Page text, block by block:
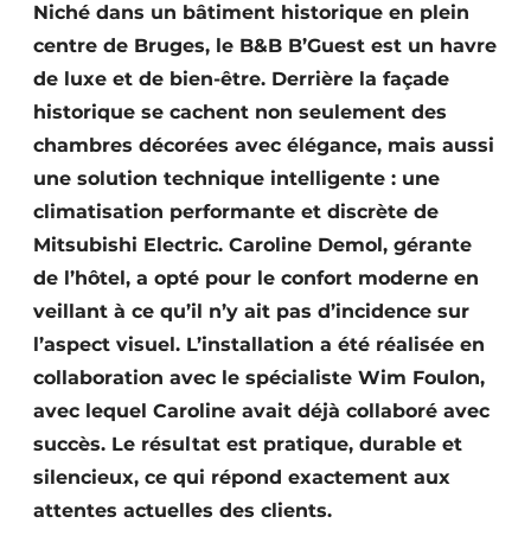
Niché dans un bâtiment historique en plein
centre de Bruges, le B&B B’Guest est un havre
de luxe et de bien-être. Derrière la façade
historique se cachent non seulement des
chambres décorées avec élégance, mais aussi
une solution technique intelligente : une
climatisation performante et discrète de
Mitsubishi Electric. Caroline Demol, gérante
de l’hôtel, a opté pour le confort moderne en
veillant à ce qu’il n’y ait pas d’incidence sur
l’aspect visuel. L’installation a été réalisée en
collaboration avec le spécialiste Wim Foulon,
avec lequel Caroline avait déjà collaboré avec
succès. Le résultat est pratique, durable et
silencieux, ce qui répond exactement aux
attentes actuelles des clients.